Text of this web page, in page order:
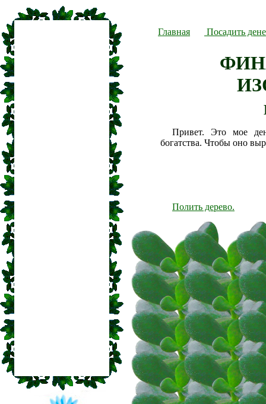
Главная Посадить
Привет. Это мое
богатства. Чтобы оно
Полить дерево.